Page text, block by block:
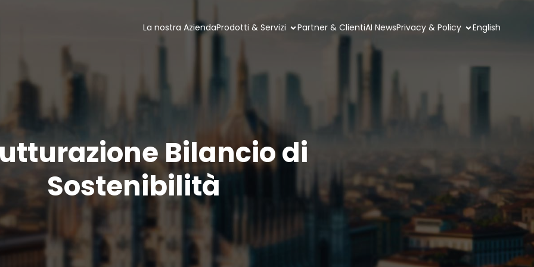
La nostra AziendaProdotti & Servizi Partner & ClientiAI NewsPrivacy & Policy English
Bilancio di
Sostenibilità